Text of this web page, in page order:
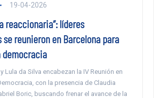
19-04-2026
reaccionaria”: líderes
reunieron en Barcelona para
Lula da Silva encabezan la IV Reunión en
con la presencia de Claudia
Boric, buscando frenar el avance de la